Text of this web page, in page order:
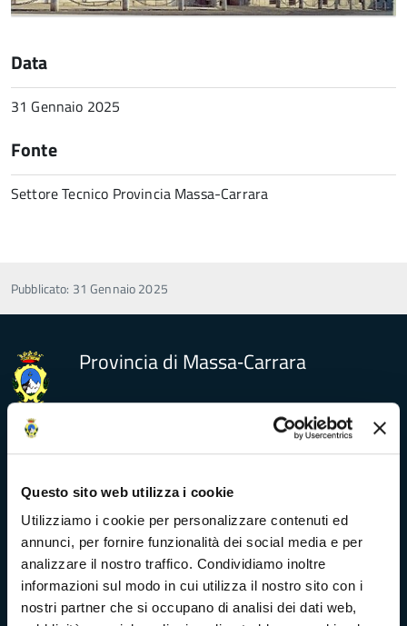
Questo sito web utilizza i cookie
Utilizziamo i cookie per personalizzare contenuti ed
annunci, per fornire funzionalità dei social media e per
analizzare il nostro traffico. Condividiamo inoltre
informazioni sul modo in cui utilizza il nostro sito con i
nostri partner che si occupano di analisi dei dati web,
Data
31 Gennaio 2025
Fonte
Settore Tecnico Provincia Massa-Carrara
Pubblicato: 31 Gennaio 2025
Provincia di Massa‑Carrara
Trasparenza e Accessibilità
Amministrazione Trasparente
Albo pretorio
Bandi di concorso